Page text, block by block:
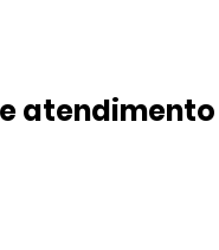
atendimento